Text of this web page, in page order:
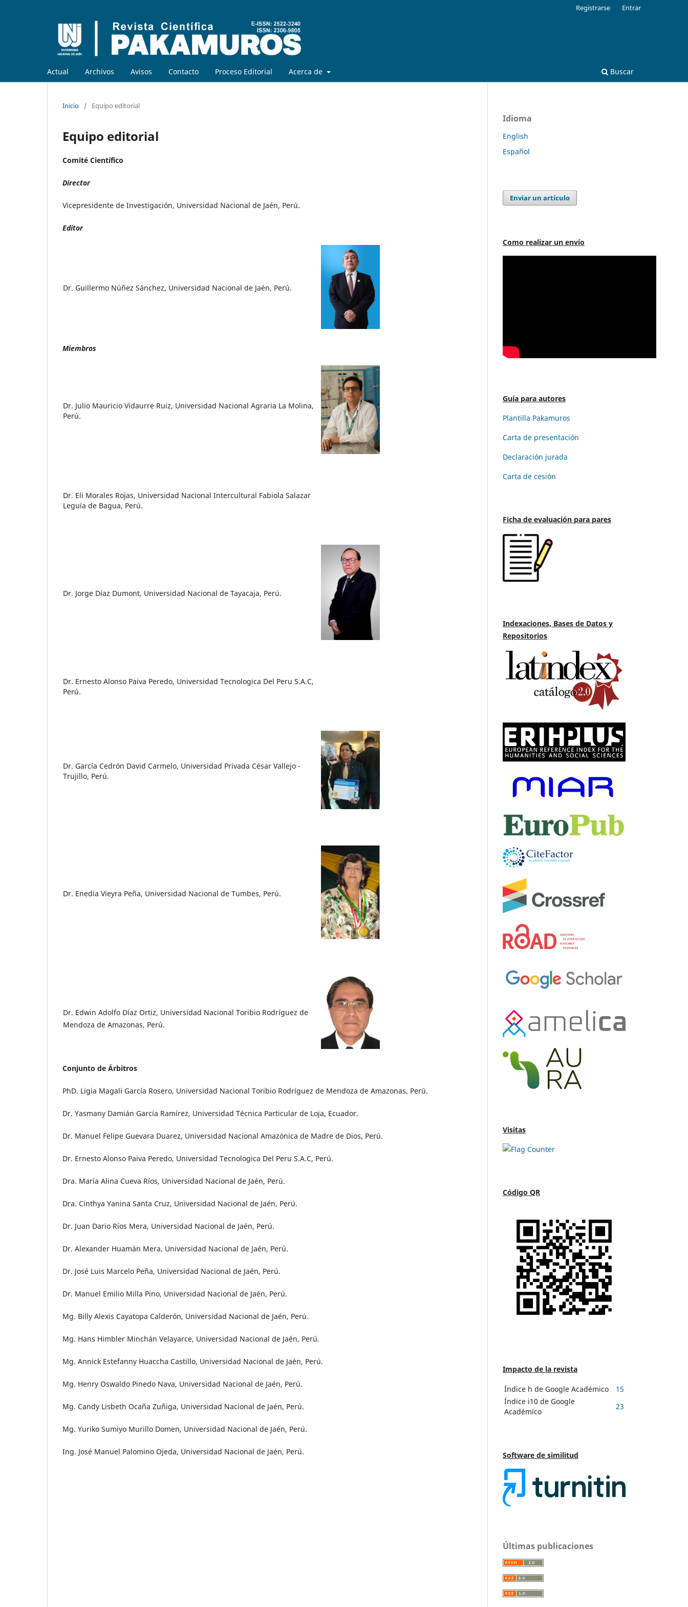
Actual Archivos Avisos Contacto Proceso Editorial Acerca de Buscar
Registrarse Entrar
Inicio / Equipo editorial
Equipo editorial
Comité Científico
Director
Vicepresidente de Investigación, Universidad Nacional de Jaén, Perú.
Editor
Dr. Guillermo Núñez Sánchez, Universidad Nacional de Jaén, Perú.
Miembros
Dr. Julio Mauricio Vidaurre Ruiz, Universidad Nacional Agraria La Molina,
Perú.
Dr. Eli Morales Rojas, Universidad Nacional Intercultural Fabiola Salazar
Leguía de Bagua, Perú.
Dr. Jorge Díaz Dumont, Universidad Nacional de Tayacaja, Perú.
Dr. Ernesto Alonso Paiva Peredo, Universidad Tecnologica Del Peru S.A.C,
Perú.
Dr. García Cedrón David Carmelo, Universidad Privada César Vallejo -
Trujillo, Perú.
Dr. Enedia Vieyra Peña, Universidad Nacional de Tumbes, Perú.
Dr. Edwin Adolfo Díaz Ortiz, Universidad Nacional Toribio Rodríguez de
Mendoza de Amazonas, Perú.
Conjunto de Árbitros
PhD. Ligia Magali García Rosero, Universidad Nacional Toribio Rodríguez de Mendoza de Amazonas, Perú.
Dr. Yasmany Damián García Ramírez, Universidad Técnica Particular de Loja, Ecuador.
Dr. Manuel Felipe Guevara Duarez, Universidad Nacional Amazónica de Madre de Dios, Perú.
Dr. Ernesto Alonso Paiva Peredo, Universidad Tecnologica Del Peru S.A.C, Perú.
Dra. María Alina Cueva Ríos, Universidad Nacional de Jaén, Perú.
Dra. Cinthya Yanina Santa Cruz, Universidad Nacional de Jaén, Perú.
Dr. Juan Dario Ríos Mera, Universidad Nacional de Jaén, Perú.
Dr. Alexander Huamán Mera, Universidad Nacional de Jaén, Perú.
Dr. José Luis Marcelo Peña, Universidad Nacional de Jaén, Perú.
Dr. Manuel Emilio Milla Pino, Universidad Nacional de Jaén, Perú.
Mg. Billy Alexis Cayatopa Calderón, Universidad Nacional de Jaén, Perú.
Mg. Hans Himbler Minchán Velayarce, Universidad Nacional de Jaén, Perú.
Mg. Annick Estefanny Huaccha Castillo, Universidad Nacional de Jaén, Perú.
Mg. Henry Oswaldo Pinedo Nava, Universidad Nacional de Jaén, Perú.
Mg. Candy Lisbeth Ocaña Zuñiga, Universidad Nacional de Jaén, Perú.
Mg. Yuriko Sumiyo Murillo Domen, Universidad Nacional de Jaén, Perú.
Ing. José Manuel Palomino Ojeda, Universidad Nacional de Jaén, Perú.
Idioma
English
Español
Enviar un artículo
Como realizar un envío
Guía para autores
Plantilla Pakamuros
Carta de presentación
Declaración jurada
Carta de cesión
Ficha de evaluación para pares
Indexaciones, Bases de Datos y
Repositorios
Visitas
Código QR
Impacto de la revista
Índice h de Google Académico
15
Índice i10 de Google
Académico
23
Software de similitud
Últimas publicaciones